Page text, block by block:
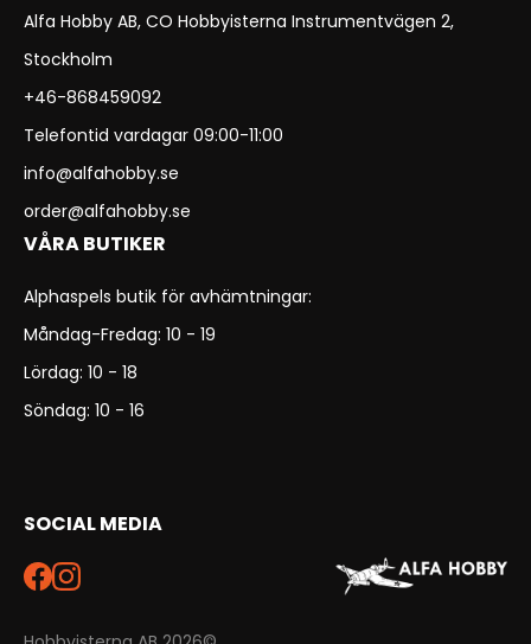
Alfa Hobby AB, CO Hobbyisterna Instrumentvägen 2,
Stockholm
+46-868459092
Telefontid vardagar 09:00-11:00
info@alfahobby.se
order@alfahobby.se
VÅRA BUTIKER
Alphaspels butik för avhämtningar:
Måndag-Fredag: 10 - 19
Lördag: 10 - 18
Söndag: 10 - 16
SOCIAL MEDIA